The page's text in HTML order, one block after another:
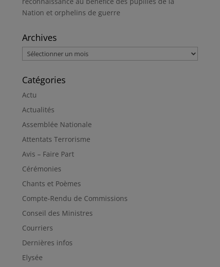
Nation et orphelins de guerre
Archives
Archives
Catégories
Actu
Actualités
Assemblée Nationale
Attentats Terrorisme
Avis – Faire Part
Cérémonies
Chants et Poèmes
Compte-Rendu de Commissions
Conseil des Ministres
Courriers
Dernières infos
Elysée